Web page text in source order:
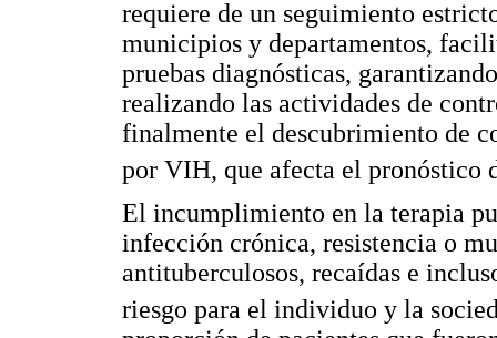
requiere de un seguimiento
municipios y departamentos,
pruebas diagnósticas,
realizando las actividades de
finalmente el descubrimiento de
por VIH, que afecta el pronóstico
El incumplimiento en la terapia
infección crónica, resistencia o
antituberculosos, recaídas e
riesgo para el individuo y la